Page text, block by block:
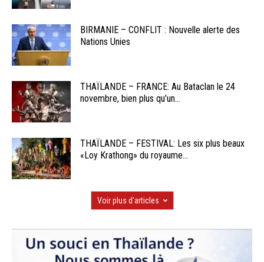
BIRMANIE – CONFLIT : Nouvelle alerte des
Nations Unies
THAÏLANDE – FRANCE: Au Bataclan le 24
novembre, bien plus qu’un...
THAÏLANDE – FESTIVAL: Les six plus beaux
«Loy Krathong» du royaume...
Voir plus d'articles